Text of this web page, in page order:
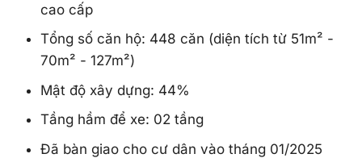
cao cấp
Tổng số căn hộ: 448 căn (diện tích từ 51m² -
70m² - 127m²)
Mật độ xây dựng: 44%
Tầng hầm để xe: 02 tầng
Đã bàn giao cho cư dân vào tháng 01/2025